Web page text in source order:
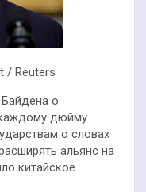
/ Reuters
о
дюйму
о словах
альянс на
китайское